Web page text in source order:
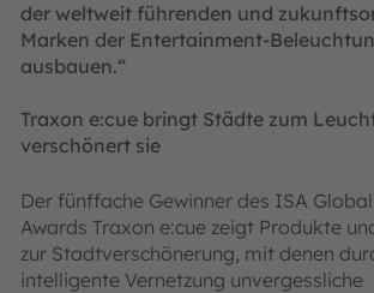
der weltweit führenden und
Marken der Entertainment-
ausbauen.“
Traxon e:cue bringt Städte zum
verschönert sie
Der fünffache Gewinner des ISA Global
Awards Traxon e:cue zeigt Produkte
zur Stadtverschönerung, mit denen
intelligente Vernetzung unvergessliche